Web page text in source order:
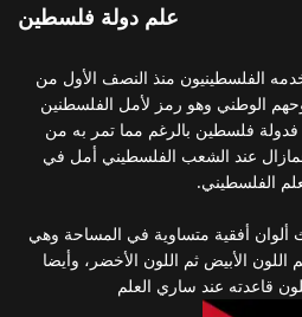
علم دولة فلسطين
الفلسطينيون منذ النصف الأول من
الوطني وهو رمز لأمل الفلسطنين
فلسطين بالرغم مما تمر به من
عند الشعب الفلسطيني أمل في
الفلسطيني.
ألوان أفقية متساوية في المساحة وهي
الأبيض ثم اللون الأخضر، وأيضا
قاعدته عند ساري العلم